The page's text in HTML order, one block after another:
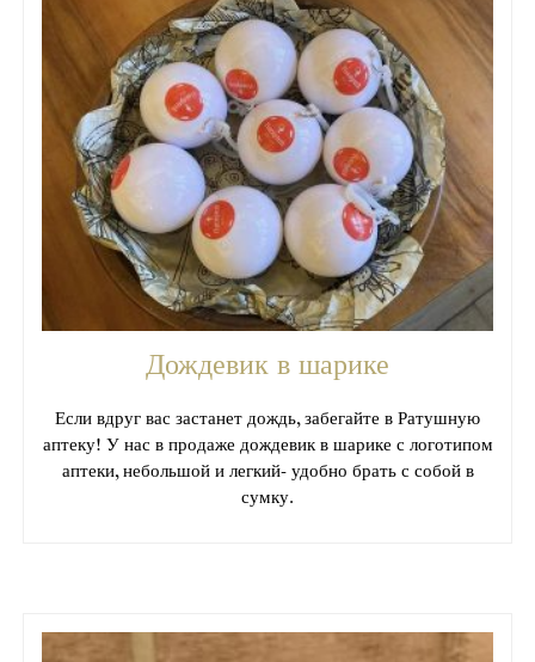
Дождевик в шарике
Если вдруг вас застанет дождь, забегайте в Ратушную
аптеку! У нас в продаже дождевик в шарике с логотипом
аптеки, небольшой и легкий- удобно брать с собой в
сумку.